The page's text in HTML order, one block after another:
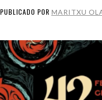
PUBLICADO POR MARITXU